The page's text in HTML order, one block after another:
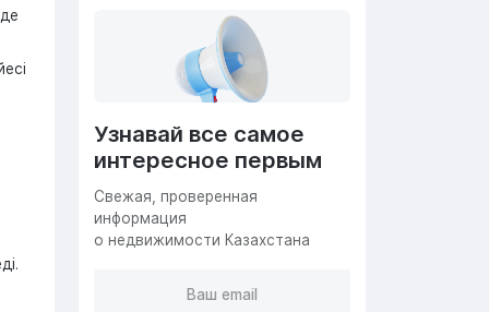
Узнавай все самое
интересное первым
Cвежая, проверенная
информация
о недвижимости Казахстана